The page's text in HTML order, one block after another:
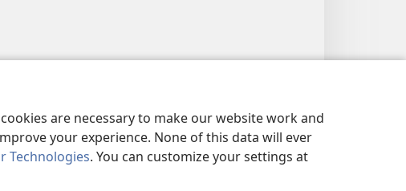
are necessary to make our website work and
your experience. None of this data will ever
Technologies. You can customize your settings at